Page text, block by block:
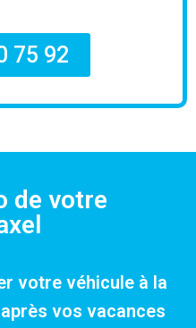
75 92
de votre
votre véhicule à la
vos vacances